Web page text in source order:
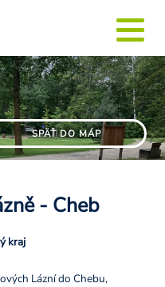
SPÄŤ DO MÁP
- Cheb
kraj
Lázní do Chebu,